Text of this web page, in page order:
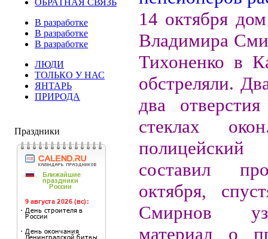
ОБРАТНАЯ СВЯЗЬ
В разработке
В разработке
В разработке
ЛЮДИ
ТОЛЬКО У НАС
ЯНТАРЬ
ПРИРОДА
Праздники
14 октября
Владимира
Тихоненко в
обстреляли.
два
стеклах
составил
октября,
Смирнов
материал о